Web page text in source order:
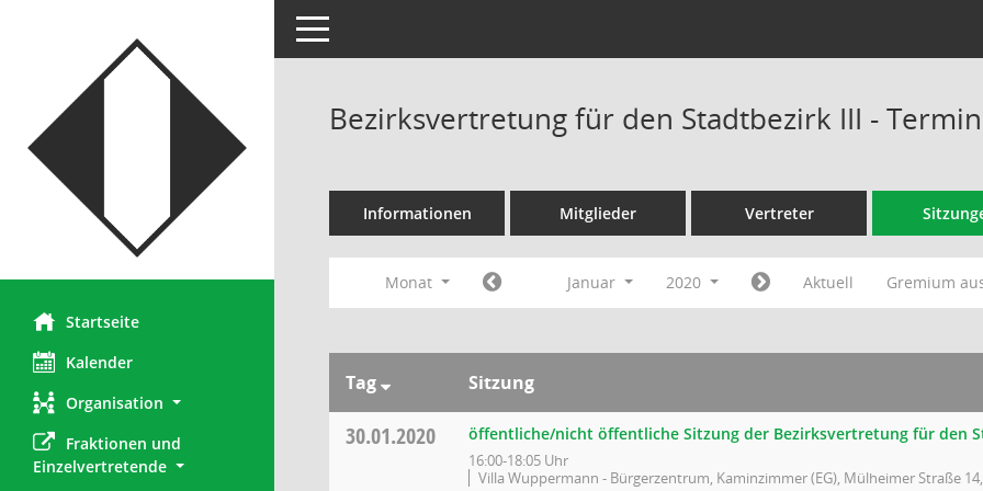
Startseite
Kalender
Organisation
Fraktionen und
Einzelvertretende
Toggle navigation
Bezirksvertretung für den Stadtbezirk III -
Informationen Mitglieder Vertreter
Monat Januar 2020 Aktuell Gremium
Tag Sitzung
30.01.2020 öffentliche/nicht öffentliche Sitzung der Bezirksvertretung für den
16:00-18:05 Uhr
Villa Wuppermann - Bürgerzentrum, Kaminzimmer (EG), Mülheimer Straße